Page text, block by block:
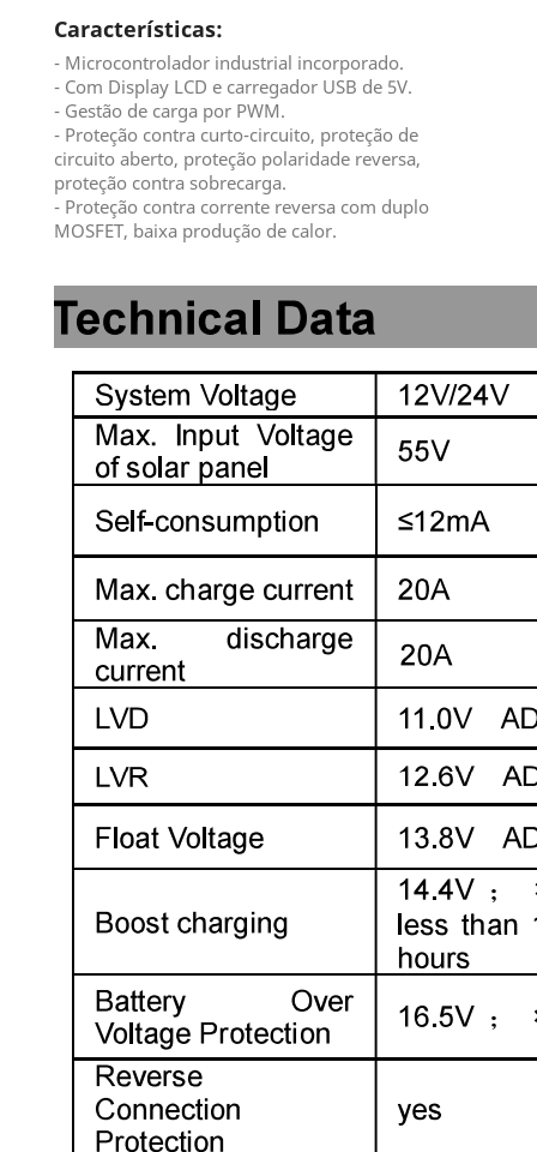
Características:
- Microcontrolador industrial incorporado.
- Com Display LCD e carregador USB de 5V.
- Gestão de carga por PWM.
- Proteção contra curto-circuito, proteção de
circuito aberto, proteção polaridade reversa,
proteção contra sobrecarga.
- Proteção contra corrente reversa com duplo
MOSFET, baixa produção de calor.